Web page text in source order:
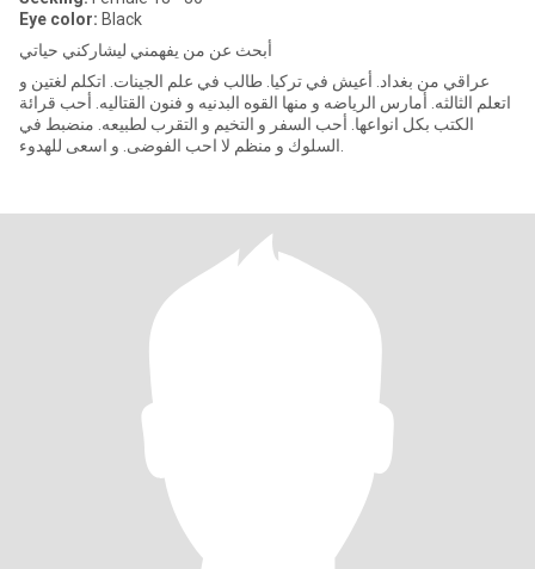
Eye color: Black
أبحث عن من يفهمني ليشاركني حياتي
عراقي من بغداد. أعيش في تركيا. طالب في علم الجينات. اتكلم لغتين و
اتعلم الثالثه. أمارس الرياضه و منها القوه البدنيه و فنون القتاليه. أحب قرائة
الكتب بكل انواعها. أحب السفر و التخيم و التقرب لطبيعه. منضبط في